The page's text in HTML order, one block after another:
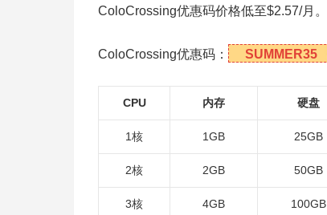
ColoCrossing优惠码价格低至$2.57/月。
ColoCrossing优惠码： SUMMER35
CPU 内存 硬盘
1核 1GB 25GB
2核 2GB 50GB
3核 4GB 100GB